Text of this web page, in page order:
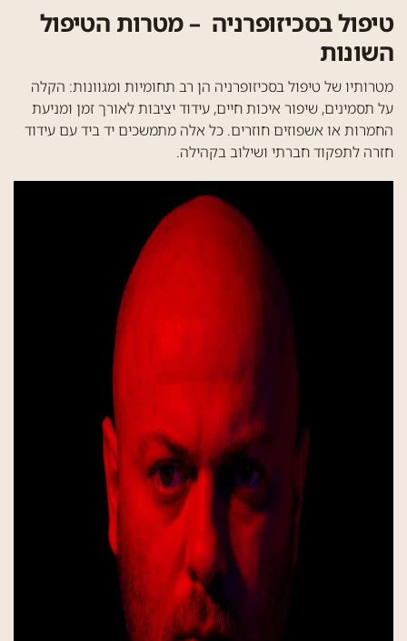
טיפול בסכיזופרניה – מטרות הטיפול
השונות
מטרותיו של טיפול בסכיזופרניה הן רב תחומיות ומגוונות: הקלה
על תסמינים, שיפור איכות חיים, עידוד יציבות לאורך זמן ומניעת
החמרות או אשפוזים חוזרים. כל אלה מתמשכים יד ביד עם עידוד
חזרה לתפקוד חברתי ושילוב בקהילה.